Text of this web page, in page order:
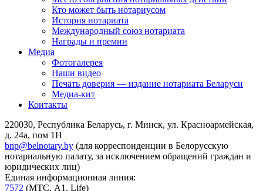
Кто может быть нотариусом
История нотариата
Международный союз нотариата
Награды и премии
Медиа
Фотогалерея
Наши видео
Печать доверия — издание нотариата Беларуси
Медиа-кит
Контакты
220030, Республика Беларусь, г. Минск, ул. Красноармейская,
д. 24а, пом 1Н
bnp@belnotary.by (для корреспонденции в Белорусскую
нотариальную палату, за исключением обращений граждан и
юридических лиц)
Единая информационная линия:
7572 (МТС, A1, Life)